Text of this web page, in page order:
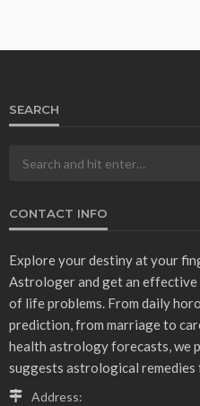
SEARCH
CONTACT INFO
Explore your destiny at your
Astrologer and get an
of life problems. From daily
prediction, from marriage to
health astrology forecasts, we
suggests astrological
Address: